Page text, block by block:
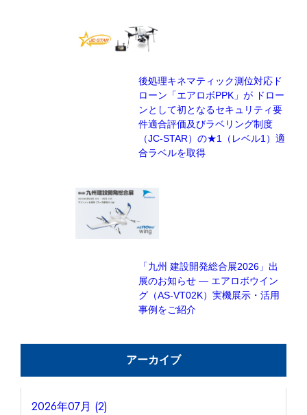
後処理キネマティック測位対応ド
ローン「エアロボPPK」が ドロー
ンとして初となるセキュリティ要
件適合評価及びラベリング制度
（JC-STAR）の★1（レベル1）適
合ラベルを取得
「九州 建設開発総合展2026」出
展のお知らせ — エアロボウイン
グ（AS-VT02K）実機展示・活用
事例をご紹介
アーカイブ
2026年07月 (2)